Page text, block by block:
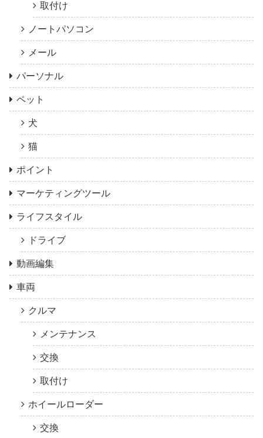
取付け
ノートパソコン
メール
パーソナル
ペット
犬
猫
ポイント
マーケティングツール
ライフスタイル
ドライブ
動画編集
車両
クルマ
メンテナンス
交換
取付け
ホイールローダー
交換